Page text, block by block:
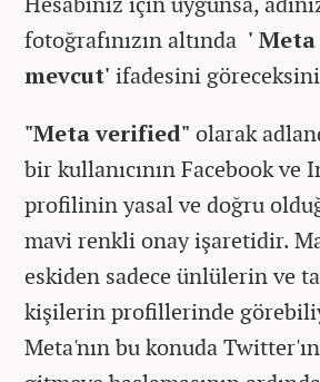
fotoğrafınızın altında ' Meta
mevcut' ifadesini
"Meta verified" olarak
bir kullanıcının Facebook ve
profilinin yasal ve doğru
mavi renkli onay işaretidir.
eskiden sadece ünlülerin ve
kişilerin profillerinde
Meta'nın bu konuda